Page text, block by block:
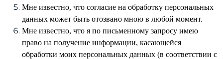
Мне известно, что согласие на обработку персональных
данных может быть отозвано мною в любой момент.
Мне известно, что я по письменному запросу имею
право на получение информации, касающейся
обработки моих персональных данных (в соответствии с